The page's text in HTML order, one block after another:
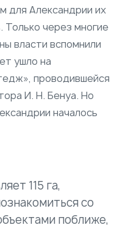
для Александрии их
Только через многие
власти вспомнили
ушло на
проводившейся
И. Н. Бенуа. Но
началось
115 га,
со
поближе,